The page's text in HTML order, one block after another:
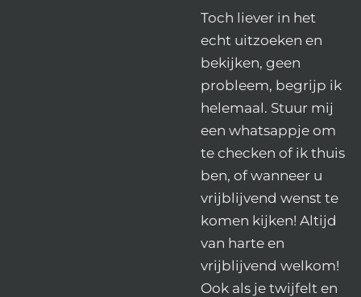
Toch liever in het
echt uitzoeken en
bekijken, geen
probleem, begrijp ik
helemaal. Stuur mij
een whatsappje om
te checken of ik thuis
ben, of wanneer u
vrijblijvend wenst te
komen kijken! Altijd
van harte en
vrijblijvend welkom!
Ook als je twijfelt en